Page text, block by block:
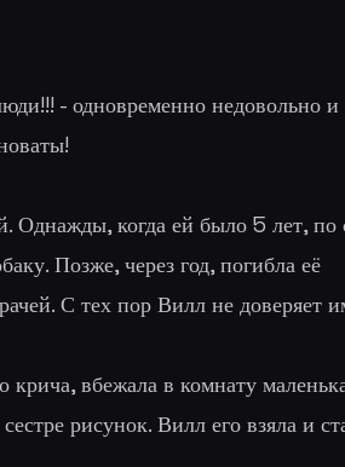
- одновременно недовольно и
Однажды, когда ей было 5 лет, по
Позже, через год, погибла её
С тех пор Вилл не доверяет
вбежала в комнату
рисунок. Вилл его взяла и